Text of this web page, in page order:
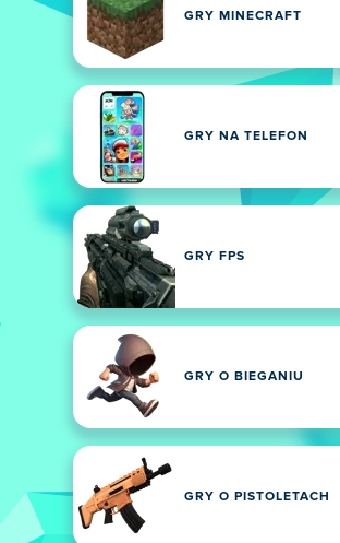
GRY MINECRAFT
GRY NA TELEFON
GRY FPS
GRY O BIEGANIU
GRY O PISTOLETACH